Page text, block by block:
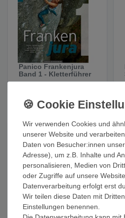
Panico Frankenjura
Band 1 - Kletterführer
Panico Göttinger Wald
Wir verwenden Cookies und
unserer Website und
Daten von Besucher:innen
Adresse), um z.B. Inhalte und
personalisieren, Medien von
oder Zugriffe auf unsere
Datenverarbeitung erfolgt erst
Wir teilen diese Daten mit
Einstellungen benennen.